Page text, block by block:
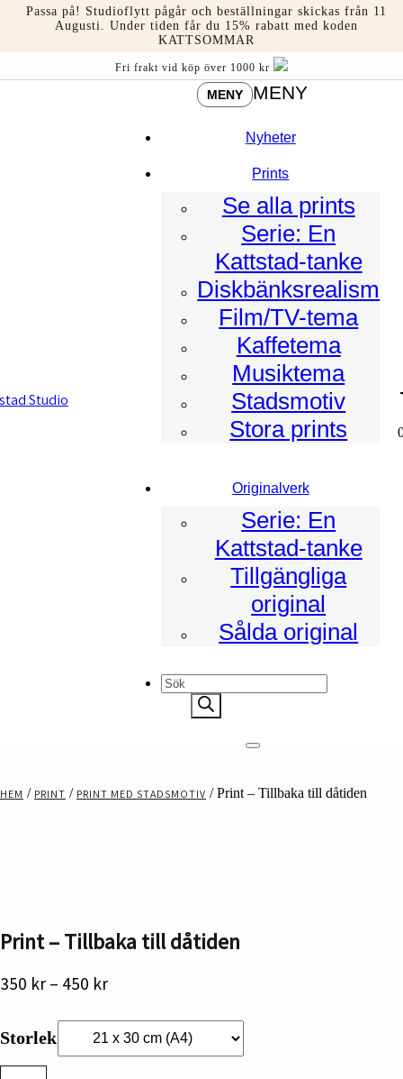
HoppaPassa på! Studioflytt pågår och beställningar skickas från 11
Augusti. Under tiden får du 15% rabatt med koden
KATTSOMMAR
Fri frakt vid köp över 1000 kr
MENY MENY
Nyheter
Prints
Se alla prints
Serie: En
Kattstad-tanke
Diskbänksrealism
Film/TV-tema
Kaffetema
Musiktema
Stadsmotiv
Stora prints
Originalverk
Serie: En
Kattstad-tanke
Tillgängliga
original
Sålda original
Products
search
HEM / PRINT / PRINT MED STADSMOTIV / Print – Tillbaka till dåtiden
Print – Tillbaka till dåtiden
350 kr – 450 krPrisintervall:
till
450 kr
Storlek